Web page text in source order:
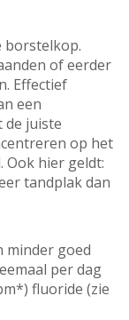
borstelkop.
of eerder
Effectief
een
de juiste
op het
Ook hier geldt:
tandplak dan
minder goed
per dag
fluoride (zie